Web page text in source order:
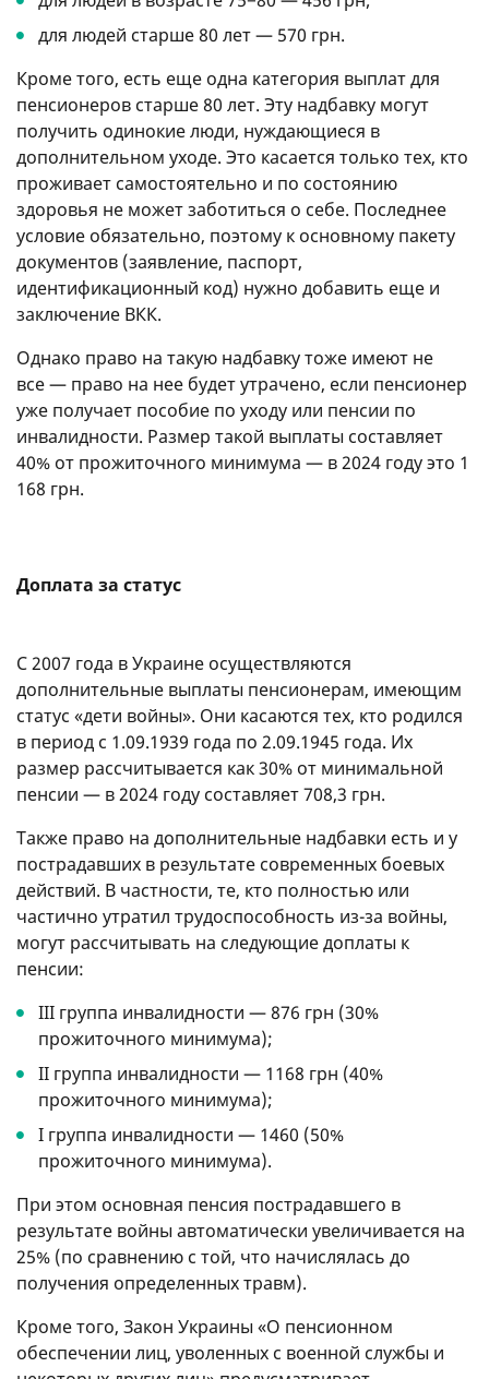
для людей старше 80 лет — 570 грн.
Кроме того, есть еще одна категория выплат для
пенсионеров старше 80 лет. Эту надбавку могут
получить одинокие люди, нуждающиеся в
дополнительном уходе. Это касается только тех, кто
проживает самостоятельно и по состоянию
здоровья не может заботиться о себе. Последнее
условие обязательно, поэтому к основному пакету
документов (заявление, паспорт,
идентификационный код) нужно добавить еще и
заключение ВКК.
Однако право на такую ​​надбавку тоже имеют не
все — право на нее будет утрачено, если пенсионер
уже получает пособие по уходу или пенсии по
инвалидности. Размер такой выплаты составляет
40% от прожиточного минимума — в 2024 году это 1
168 грн.
Доплата за статус
С 2007 года в Украине осуществляются
дополнительные выплаты пенсионерам, имеющим
статус «дети войны». Они касаются тех, кто родился
в период с 1.09.1939 года по 2.09.1945 года. Их
размер рассчитывается как 30% от минимальной
пенсии — в 2024 году составляет 708,3 грн.
Также право на дополнительные надбавки есть и у
пострадавших в результате современных боевых
действий. В частности, те, кто полностью или
частично утратил трудоспособность из-за войны,
могут рассчитывать на следующие доплаты к
пенсии:
ІІІ группа инвалидности — 876 грн (30%
прожиточного минимума);
ІІ группа инвалидности — 1168 грн (40%
прожиточного минимума);
І группа инвалидности — 1460 (50%
прожиточного минимума).
При этом основная пенсия пострадавшего в
результате войны автоматически увеличивается на
25% (по сравнению с той, что начислялась до
получения определенных травм).
Кроме того, Закон Украины «О пенсионном
обеспечении лиц, уволенных с военной службы и